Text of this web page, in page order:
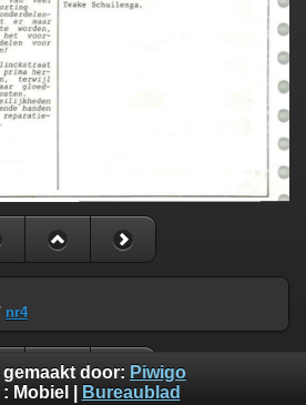
nr4
gemaakt door: Piwigo
Mobiel Bureaublad